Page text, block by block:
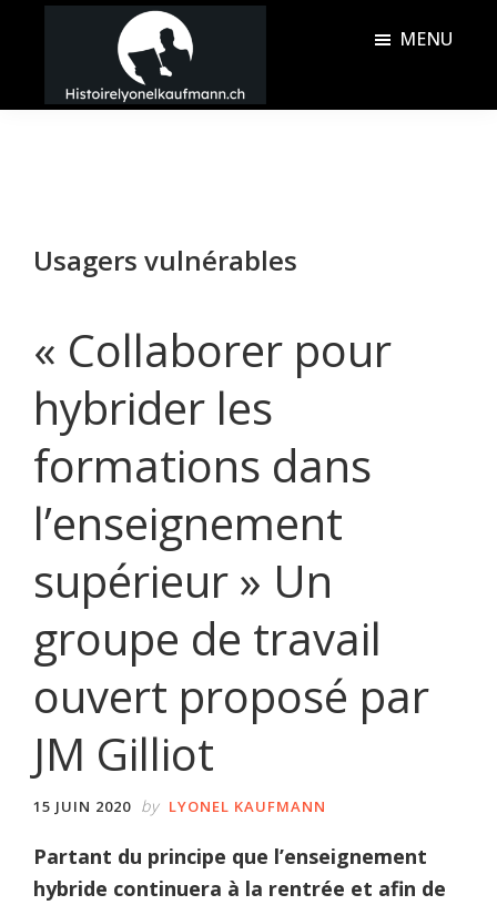
principal
barreHistoire
MENU
Usagers vulnérables
« Collaborer pour
hybrider les
formations dans
l’enseignement
supérieur » Un
groupe de travail
ouvert proposé par
JM Gilliot
15 JUIN 2020 by LYONEL KAUFMANN
Partant du principe que l’enseignement
hybride continuera à la rentrée et afin de